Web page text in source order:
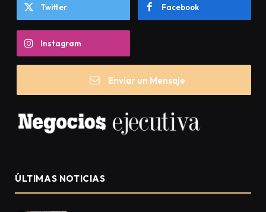
Twitter Facebook
Instagram
Enviar un Mensaje
ÚLTIMAS NOTICIAS